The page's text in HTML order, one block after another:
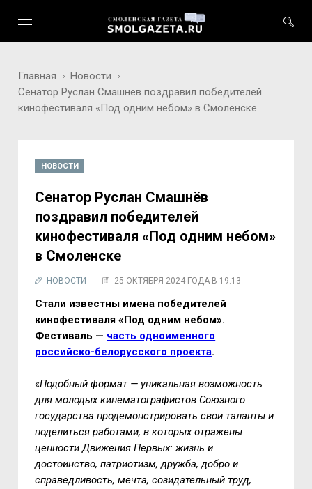
Главная
Новости
Сенатор Руслан Смашнёв поздравил победителей
кинофестиваля «Под одним небом» в Смоленске
НОВОСТИ
Сенатор Руслан Смашнёв
поздравил победителей
кинофестиваля «Под одним небом»
в Смоленске
НОВОСТИ 25 ОКТЯБРЯ 2024 ГОДА В 19:13
Стали известны имена победителей
кинофестиваля «Под одним небом».
Фестиваль — часть одноименного
российско-белорусского проекта.
«Подобный формат — уникальная возможность
для молодых кинематографистов Союзного
государства продемонстрировать свои таланты и
поделиться работами, в которых отражены
ценности Движения Первых: жизнь и
достоинство, патриотизм, дружба, добро и
справедливость, мечта, созидательный труд,